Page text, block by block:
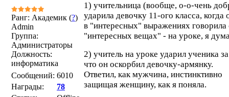
Ранг: Академик (?)
Admin
Группа:
Администраторы
Должность:
информатика
Сообщений: 6010
Награды:
78
1) учительница (вообще, о-о-чень
ударила девочку 11-ого класса, когда
в "интересных" выражениях говорила
"интересных вещах" - на уроке, я
2) учитель на уроке ударил ученика
что он оскорбил девочку-армянку.
Ответил, как мужчина, инстинктивно
защищая женщину, как я поняла.